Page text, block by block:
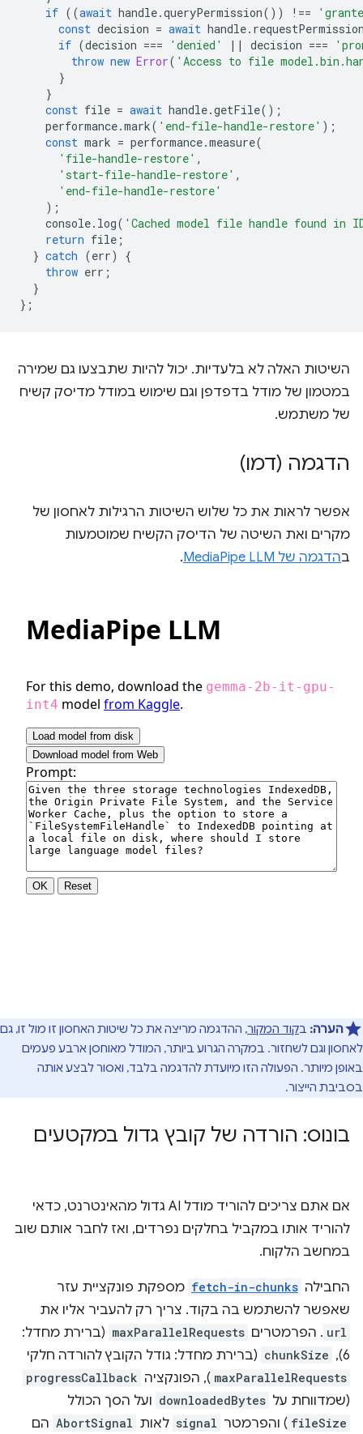
if ((await handle.queryPermission()) !==
const decision = await handle.
if (decision === 'denied' || decision ===
throw new Error( 'Access to file
}
}
const file = await handle.getFile();
performance.mark( 'end-file-handle-restore' );
const mark = performance.measure(
'file-handle-restore' ,
'start-file-handle-restore' ,
'end-file-handle-restore'
);
console. log( 'Cached model file handle found in
return file ;
} catch (err)
{
throw err ;
}
};
השיטות האלה לא בלעדיות. יכול להיות שתבצעו גם שמירה
במטמון של מודל בדפדפן וגם שימוש במודל מדיסק קשיח
של משתמש.
הדגמה (דמו)
אפשר לראות את כל שלוש השיטות הרגילות לאחסון של
מקרים ואת השיטה של הדיסק הקשיח שמוטמעות
בהדגמה של MediaPipe LLM .
הערה: בקוד המקור, ההדגמה מריצה את כל שיטות האחסון זו מול זו, גם
לאחסון וגם לשחזור. במקרה הגרוע ביותר, המודל מאוחסן ארבע פעמים
באופן מיותר. הפעולה הזו מיועדת להדגמה בלבד, ואסור לבצע אותה
בסביבת הייצור.
בונוס: הורדה של קובץ גדול במקטעים
אם אתם צריכים להוריד מודל AI גדול מהאינטרנט, כדאי
להוריד אותו במקביל בחלקים נפרדים, ואז לחבר אותם שוב
במחשב הלקוח.
החבילה fetch-in-chunks מספקת פונקציית עזר
שאפשר להשתמש בה בקוד. צריך רק להעביר אליו את
url . הפרמטרים maxParallelRequests (ברירת מחדל:
6),‏
chunkSize (ברירת מחדל: גודל הקובץ להורדה חלקי
maxParallelRequests ), הפונקציה progressCallback
(שמדווחת על downloadedBytes ועל הסך הכולל
fileSize ) והפרמטר signal לאות AbortSignal הם